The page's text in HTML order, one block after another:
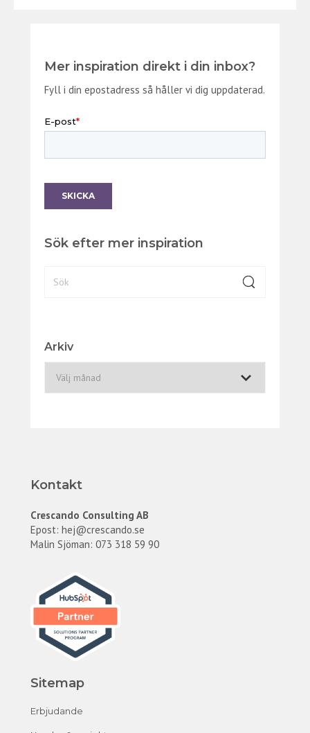
Mer inspiration direkt i din inbox?
Fyll i din epostadress så håller vi dig uppdaterad.
Sök efter mer inspiration
Arkiv
Kontakt
Crescando Consulting AB
Epost: hej@crescando.se
Malin Sjöman: 073 318 59 90
Sitemap
Erbjudande